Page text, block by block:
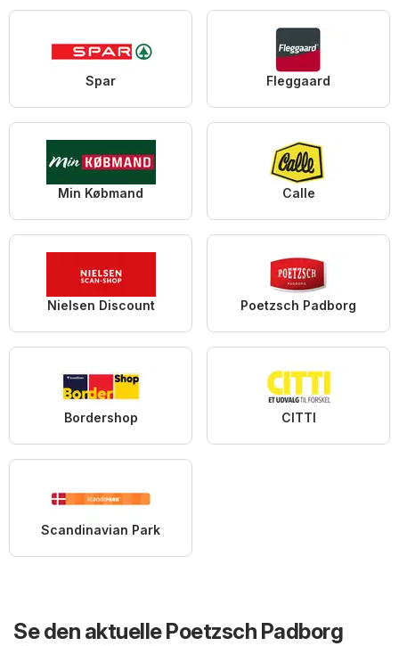
Spar Fleggaard
Min Købmand Calle
Nielsen Discount Poetzsch Padborg
Bordershop CITTI
Scandinavian Park
Se den aktuelle Poetzsch Padborg